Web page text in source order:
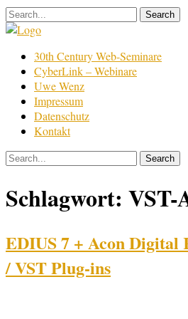
Skip
to
Film
Bearbeitung
30th Century Web-Seminare
CyberLink – Webinare
Uwe Wenz
Impressum
Datenschutz
Kontakt
Schlagwort: VST-
EDIUS 7 + Acon Digital
/ VST Plug-ins